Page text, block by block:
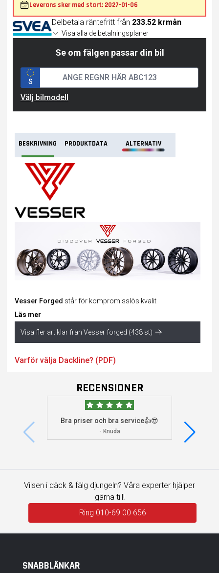
Leverans sker med start: 2027-01-06
Delbetala räntefritt från 233.52 krmån
Visa alla delbetalningsplaner
Se om fälgen passar din bil
S
Välj bilmodell
BESKRIVNING PRODUKTDATA ALTERNATIV
Vesser Forged står för kompromisslös kvalit
Läs mer
Visa fler artiklar från Vesser forged (438 st)
Varför välja Dackline? (PDF)
RECENSIONER
Bra priser och bra service👍😎
- Knuda
Vilsen i däck & fälg djungeln? Våra experter hjälper
gärna till!
Ring 010-69 00 656
SNABBLÄNKAR